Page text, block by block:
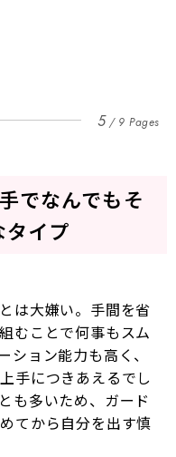
5 9 Pages
でなんでもそ
タイプ
は大嫌い。手間を省
むことで何事もスム
ション能力も高く、
手につきあえるでし
も多いため、ガード
てから自分を出す慎